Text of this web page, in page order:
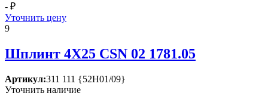
- ₽
Уточнить цену
9
Шплинт 4Х25 СSN 02 1781.05
Артикул:311 111 {52Н01/09}
Уточнить наличие